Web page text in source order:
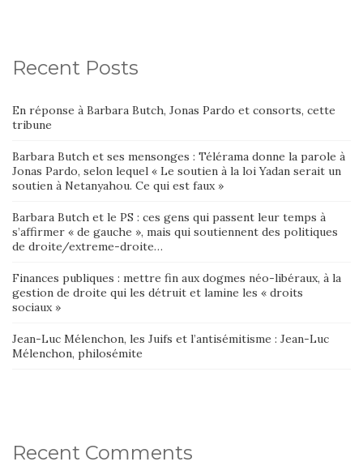
Recent Posts
En réponse à Barbara Butch, Jonas Pardo et consorts, cette
tribune
Barbara Butch et ses mensonges : Télérama donne la parole à
Jonas Pardo, selon lequel « Le soutien à la loi Yadan serait un
soutien à Netanyahou. Ce qui est faux »
Barbara Butch et le PS : ces gens qui passent leur temps à
s’affirmer « de gauche », mais qui soutiennent des politiques
de droite/extreme-droite…
Finances publiques : mettre fin aux dogmes néo-libéraux, à la
gestion de droite qui les détruit et lamine les « droits
sociaux »
Jean-Luc Mélenchon, les Juifs et l’antisémitisme : Jean-Luc
Mélenchon, philosémite
Recent Comments